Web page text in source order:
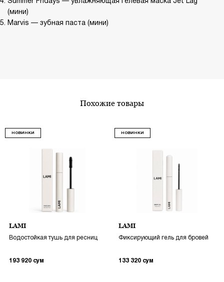
(мини)
Marvis — зубная паста (мини)
похожие товары
НОВИНКИ
LAMI
Водостойкая тушь для ресниц
193 920 сум
НОВИНКИ
LAMI
Фиксирующий гель для бровей
133 320 сум